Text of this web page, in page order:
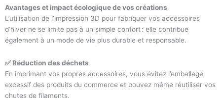
Avantages et impact écologique de vos créations
L’utilisation de l’impression 3D pour fabriquer vos accessoires
d’hiver ne se limite pas à un simple confort : elle contribue
également à un mode de vie plus durable et responsable.
✅ Réduction des déchets
En imprimant vos propres accessoires, vous évitez l’emballage
excessif des produits du commerce et pouvez même réutiliser vos
chutes de filaments.